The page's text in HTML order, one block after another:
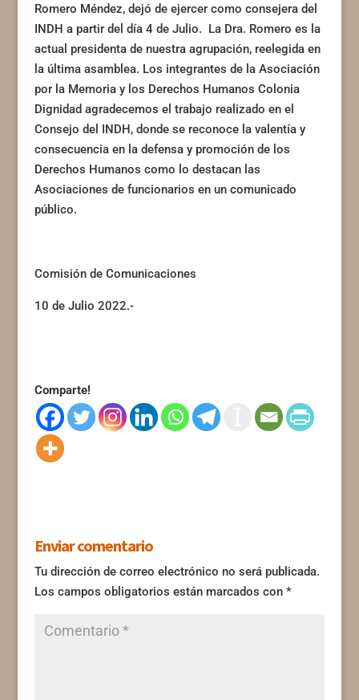
Romero Méndez, dejó de ejercer como consejera del
INDH a partir del día 4 de Julio. La Dra. Romero es la
actual presidenta de nuestra agrupación, reelegida en
la última asamblea. Los integrantes de la Asociación
por la Memoria y los Derechos Humanos Colonia
Dignidad agradecemos el trabajo realizado en el
Consejo del INDH, donde se reconoce la valentía y
consecuencia en la defensa y promoción de los
Derechos Humanos como lo destacan las
Asociaciones de funcionarios en un comunicado
público.
Comisión de Comunicaciones
10 de Julio 2022.-
Comparte!
Enviar comentario
Tu dirección de correo electrónico no será publicada.
Los campos obligatorios están marcados con *